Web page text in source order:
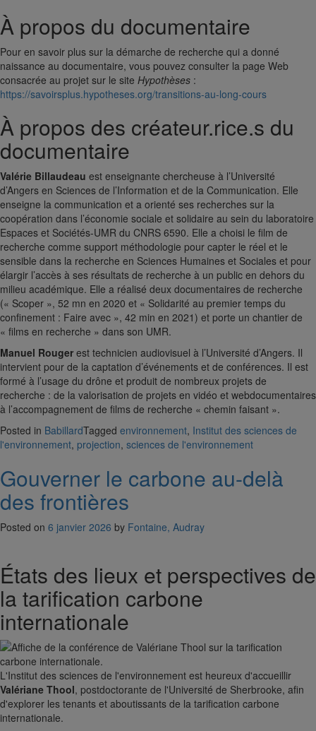
À propos du documentaire
Pour en savoir plus sur la démarche de recherche qui a donné
naissance au documentaire, vous pouvez consulter la page Web
consacrée au projet sur le site Hypothèses :
https://savoirsplus.hypotheses.org/transitions-au-long-cours
À propos des créateur.rice.s du
documentaire
Valérie Billaudeau est enseignante chercheuse à l’Université
d’Angers en Sciences de l’Information et de la Communication. Elle
enseigne la communication et a orienté ses recherches sur la
coopération dans l’économie sociale et solidaire au sein du laboratoire
Espaces et Sociétés-UMR du CNRS 6590. Elle a choisi le film de
recherche comme support méthodologie pour capter le réel et le
sensible dans la recherche en Sciences Humaines et Sociales et pour
élargir l’accès à ses résultats de recherche à un public en dehors du
milieu académique. Elle a réalisé deux documentaires de recherche
(« Scoper », 52 mn en 2020 et « Solidarité au premier temps du
confinement : Faire avec », 42 min en 2021) et porte un chantier de
« films en recherche » dans son UMR.
Manuel Rouger est technicien audiovisuel à l’Université d’Angers. Il
intervient pour de la captation d’événements et de conférences. Il est
formé à l’usage du drône et produit de nombreux projets de
recherche : de la valorisation de projets en vidéo et webdocumentaires
à l’accompagnement de films de recherche « chemin faisant ».
Posted in BabillardTagged environnement, Institut des sciences de
l'environnement, projection, sciences de l'environnement
Gouverner le carbone au-delà
des frontières
Posted on 6 janvier 2026 by Fontaine, Audray
États des lieux et perspectives de
la tarification carbone
internationale
L'Institut des sciences de l'environnement est heureux d'accueillir
Valériane Thool, postdoctorante de l'Université de Sherbrooke, afin
d'explorer les tenants et aboutissants de la tarification carbone
internationale.